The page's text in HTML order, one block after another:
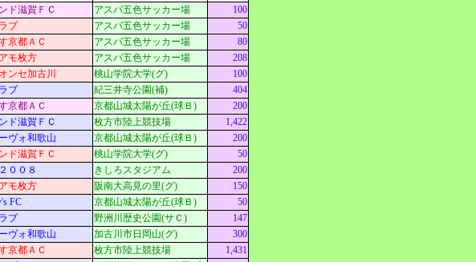
ド滋賀ＦＣ アスパ五色サッカー場
100
ブ アスパ五色サッカー場
50
京都ＡＣ アスパ五色サッカー場
80
モ枚方 アスパ五色サッカー場 208
ンセ加古川 桃山学院大学(グ)
100
ブ 紀三井寺公園(補)
404
京都ＡＣ 京都山城太陽が丘(球Ｂ)
200
ド滋賀ＦＣ 枚方市陸上競技場 1,422
ヴォ和歌山 京都山城太陽が丘(球Ｂ)
200
ド滋賀ＦＣ 桃山学院大学(グ)
50
００８ きしろスタジアム
200
モ枚方 阪南大高見の里(グ) 150
FC 京都山城太陽が丘(球Ｂ)
50
ブ 野洲川歴史公園(サＣ)
147
ヴォ和歌山 加古川市日岡山(グ)
300
京都ＡＣ 枚方市陸上競技場
1,431